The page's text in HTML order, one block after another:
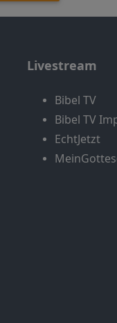
Livestream
Bibel TV
Bibel TV
EchtJetzt